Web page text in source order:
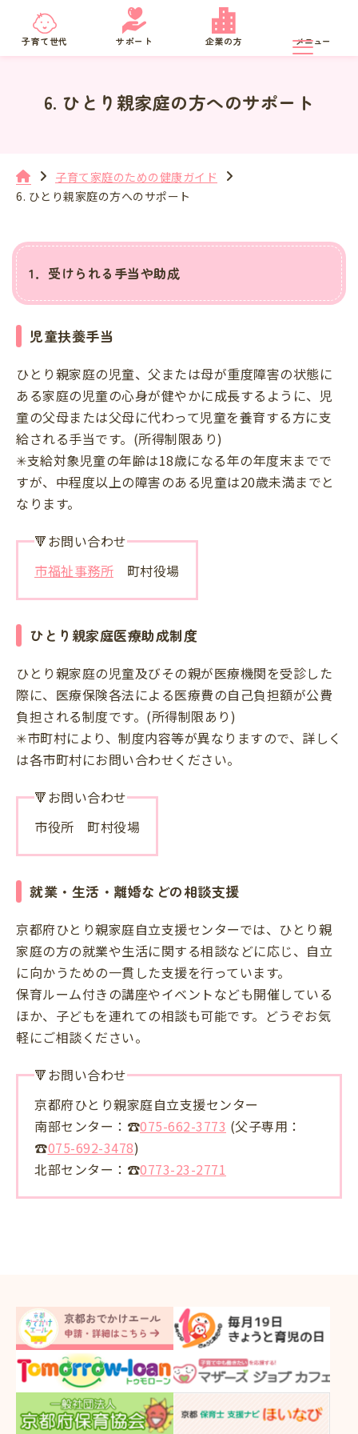
京都府
子育て世代 サポート 企業の方 メニュー
6. ひとり親家庭の方へのサポート
子育て家庭のための健康ガイド
6. ひとり親家庭の方へのサポート
1．受けられる手当や助成
児童扶養手当
ひとり親家庭の児童、父または母が重度障害の状態に
ある家庭の児童の心身が健やかに成長するように、児
童の父母または父母に代わって児童を養育する方に支
給される手当です。(所得制限あり)
✳支給対象児童の年齢は18歳になる年の年度末までで
すが、中程度以上の障害のある児童は20歳未満までと
なります。
🔻お問い合わせ
市福祉事務所 町村役場
ひとり親家庭医療助成制度
ひとり親家庭の児童及びその親が医療機関を受診した
際に、医療保険各法による医療費の自己負担額が公費
負担される制度です。(所得制限あり)
✳市町村により、制度内容等が異なりますので、詳しく
は各市町村にお問い合わせください。
🔻お問い合わせ
市役所 町村役場
就業・生活・離婚などの相談支援
京都府ひとり親家庭自立支援センターでは、ひとり親
家庭の方の就業や生活に関する相談などに応じ、自立
に向かうための一貫した支援を行っています。
保育ルーム付きの講座やイベントなども開催している
ほか、子どもを連れての相談も可能です。どうぞお気
軽にご相談ください。
🔻お問い合わせ
京都府ひとり親家庭自立支援センター
南部センター：☎075-662-3773 (父子専用：
☎075-692-3478)
北部センター：☎0773-23-2771